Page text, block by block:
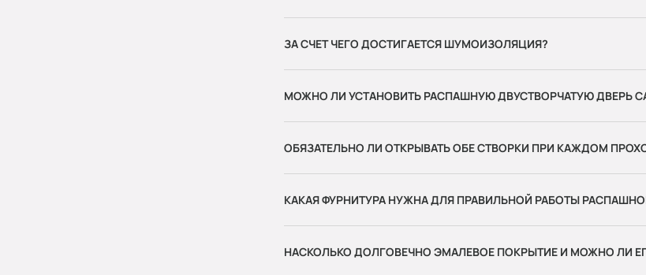
ЗА СЧЕТ ЧЕГО ДОСТИГАЕТСЯ ШУМОИЗОЛЯЦИЯ?
МОЖНО ЛИ УСТАНОВИТЬ РАСПАШНУЮ ДВУСТВОРЧАТУЮ ДВЕРЬ
ОБЯЗАТЕЛЬНО ЛИ ОТКРЫВАТЬ ОБЕ СТВОРКИ ПРИ КАЖДОМ
КАКАЯ ФУРНИТУРА НУЖНА ДЛЯ ПРАВИЛЬНОЙ РАБОТЫ
НАСКОЛЬКО ДОЛГОВЕЧНО ЭМАЛЕВОЕ ПОКРЫТИЕ И МОЖНО ЛИ